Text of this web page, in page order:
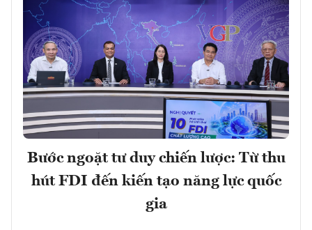
Bước ngoặt tư duy chiến lược: Từ thu
hút FDI đến kiến tạo năng lực quốc
gia